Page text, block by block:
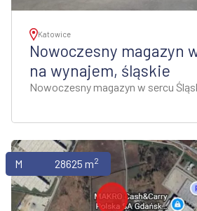
Katowice
Nowoczesny magazyn
na wynajem, śląskie
Nowoczesny magazyn w sercu
Magazyny28625 m2